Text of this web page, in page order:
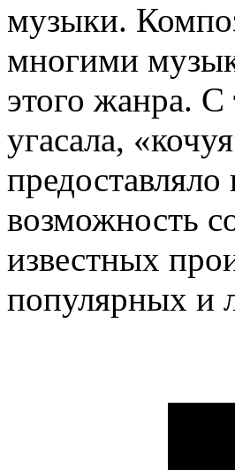
музыки.
многими
этого жанра. С
угасала,
возможность
известных
популярных и